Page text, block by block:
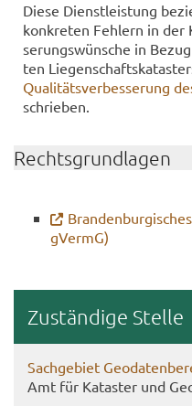
Diese Dienst­leis­tung
kon­kre­ten Feh­lern in der
se­rungs­wün­sche in
ten
Qua­li­täts­ver­bes­se­rung
schrie­ben.
Rechts­grund­la­gen
gVermG)
Zu­stän­di­ge Stel­le
Sach­ge­biet
Amt für Ka­tas­ter und